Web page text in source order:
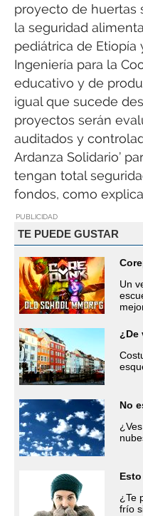
proyecto de huertas
la seguridad
pediátrica de
Ingeniería para la
educativo y de
igual que sucede
proyectos serán
auditados y
Ardanza Solidario’
tengan total
fondos, como
PUBLICIDAD
TE PUEDE GUSTAR
Un
¿De
No
¿Te
frío